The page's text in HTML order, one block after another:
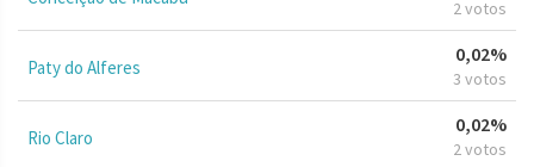
2 votos
Paty do Alferes
0,02%
3 votos
Rio Claro
0,02%
2 votos